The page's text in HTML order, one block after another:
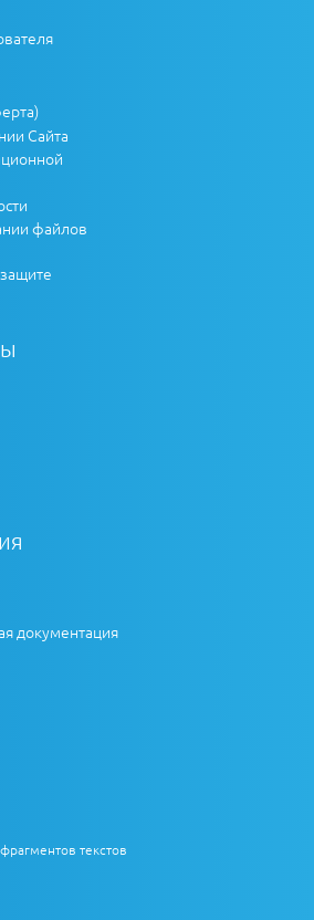
Сайта
файлов
документация
текстов